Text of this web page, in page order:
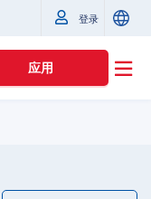
登录
应用